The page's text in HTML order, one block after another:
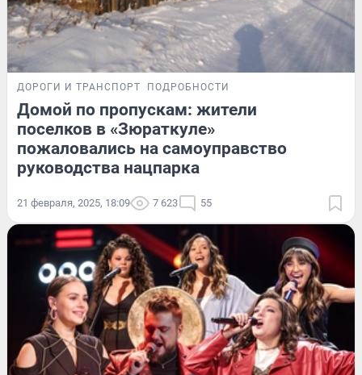
ДОРОГИ И ТРАНСПОРТ ПОДРОБНОСТИ
Домой по пропускам: жители
поселков в «Зюраткуле»
пожаловались на самоуправство
руководства нацпарка
21 февраля, 2025, 18:09 7 623 55